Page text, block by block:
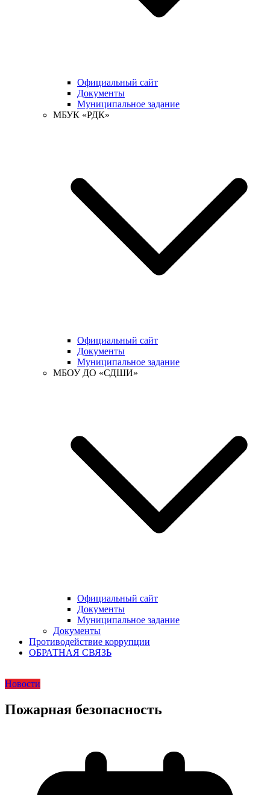
Официальный сайт
Документы
Муниципальное задание
МБУК «РДК»
Официальный сайт
Документы
Муниципальное задание
МБОУ ДО «СДШИ»
Официальный сайт
Документы
Муниципальное задание
Документы
Противодействие коррупции
ОБРАТНАЯ СВЯЗЬ
Новости
Пожарная безопасность